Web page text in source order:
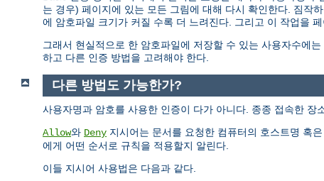
는 경우) 페이지에 있는 모든 그림에 대해 다시 확인한다. 짐작
에 암호파일 크기가 커질 수록 더 느려진다. 그리고 이 작업을
그래서 현실적으로 한 암호파일에 저장할 수 있는 사용자수에
하고 다른 인증 방법을 고려해야 한다.
다른 방법도 가능한가?
사용자명과 암호를 사용한 인증이 다가 아니다. 종종 접속한 장
Allow와 Deny 지시어는 문서를 요청한 컴퓨터의 호스트명 혹
에게 어떤 순서로 규칙을 적용할지 알린다.
이들 지시어 사용법은 다음과 같다.